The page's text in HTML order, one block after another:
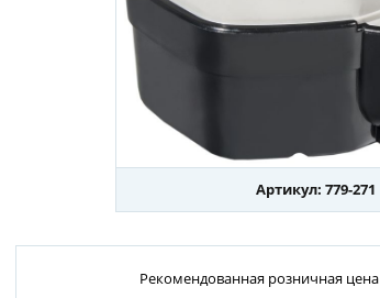
Артикул: 779-271
Рекомендованная розничная цена